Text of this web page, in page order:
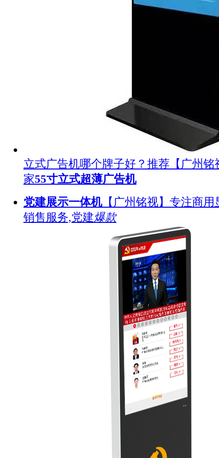
立式广告机哪个牌子好？推荐【广州铭
家55寸立式超薄广告机
党建展示一体机【广州铭视】专注商用
销售服务,党建爆款